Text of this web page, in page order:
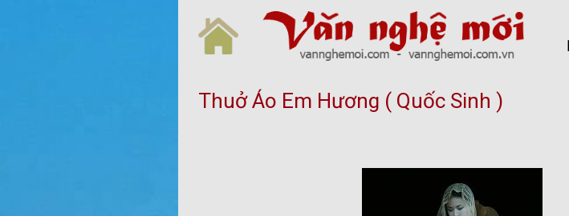
content
Thuở Áo Em Hương ( Quốc Sinh )